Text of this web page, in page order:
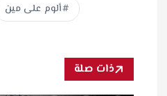
ألوم على مين
ذات صلة